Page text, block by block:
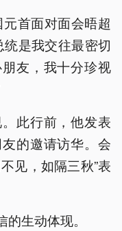
首面对面会晤超
是我交往最密切
友，我十分珍视
此行前，他发表
的邀请访华。会
见，如隔三秋”表
生动体现。